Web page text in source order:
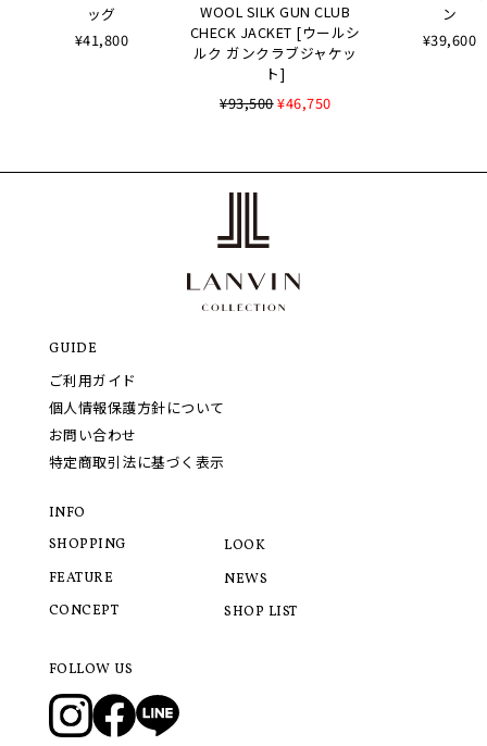
ッグ
¥41,800
WOOL SILK GUN CLUB
CHECK JACKET [ウールシ
ルク ガンクラブジャケッ
ト]
¥93,500¥46,750
ン
¥39,600
GUIDE
ご利用ガイド
個人情報保護方針について
お問い合わせ
特定商取引法に基づく表示
INFO
SHOPPING
FEATURE
CONCEPT
LOOK
NEWS
SHOP LIST
FOLLOW US